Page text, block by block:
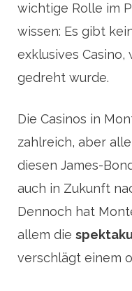
wichtige Rolle im
wissen: Es gibt
exklusives Casino,
gedreht wurde.
Die Casinos in
zahlreich, aber
diesen James-
auch in Zukunft
Dennoch hat
allem die
verschlägt einem